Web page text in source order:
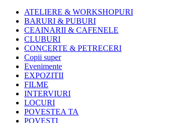
ATELIERE & WORKSHOPURI
BARURI & PUBURI
CEAINARII & CAFENELE
CLUBURI
CONCERTE & PETRECERI
Copii super
Evenimente
EXPOZITII
FILME
INTERVIURI
LOCURI
POVESTEA TA
POVESTI